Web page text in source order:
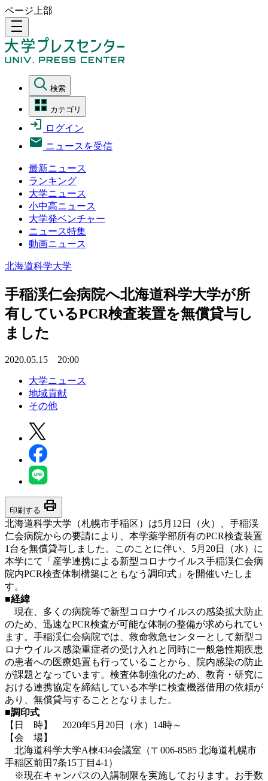
ページ上部
density_medium
検索
カテゴリ
ログイン
ニュースを受信
最新ニュース
ランキング
大学ニュース
小中高ニュース
大学発ベンチャー
ニュース特集
動画ニュース
北海道科学大学
手稲渓仁会病院へ北海道科学大学が所
有しているPCR検査装置を無償貸与し
ました
2020.05.15 20:00
大学ニュース
地域貢献
その他
印刷する print
北海道科学大学（札幌市手稲区）は5月12日（火）、手稲渓
仁会病院からの要請により、本学薬学部所有のPCR検査装置
1台を無償貸与しました。このことに伴い、5月20日（水）に
本学にて「産学連携による新型コロナウイルス手稲渓仁会病
院内PCR検査体制構築にともなう調印式」を開催いたしま
す。
■経緯
現在、多くの病院等で新型コロナウイルスの感染拡大防止
のため、迅速なPCR検査が可能な体制の整備が求められてい
ます。手稲渓仁会病院では、救命救急センターとして新型コ
ロナウイルス感染重症者の受け入れと同時に一般急性期疾患
の患者への医療処置も行っていることから、院内感染の防止
が課題となっています。検査体制強化のため、教育・研究に
おける連携協定を締結している本学に検査機器借用の依頼が
あり、無償貸与することとなりました。
■調印式
【日 時】 2020年5月20日（水）14時～
【会 場】
北海道科学大学A棟434会議室（〒006-8585 北海道札幌市
手稲区前田7条15丁目4-1）
※現在キャンパスの入講制限を実施しております。お手数